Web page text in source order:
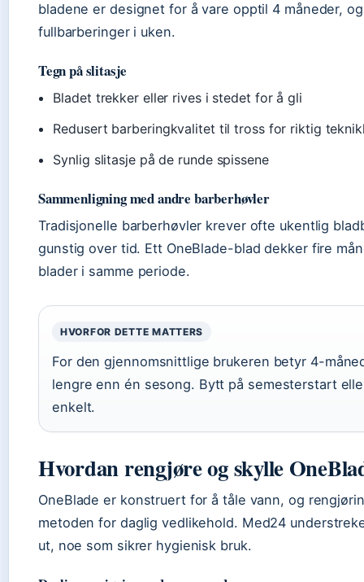
bladene er designet for å vare opptil 4 måneder,
fullbarberinger i uken.
Tegn på slitasje
Bladet trekker eller rives i stedet for å gli
Redusert barberingkvalitet til tross for riktig
Synlig slitasje på de runde spissene
Sammenligning med andre barberhøvler
Tradisjonelle barberhøvler krever ofte ukentlig
gunstig over tid. Ett OneBlade-blad dekker fire
blader i samme periode.
HVORFOR DETTE MATTERS
For den gjennomsnittlige brukeren betyr 4-
lengre enn én sesong. Bytt på semesterstart
enkelt.
Hvordan rengjøre og skylle
OneBlade er konstruert for å tåle vann, og
metoden for daglig vedlikehold. Med24
ut, noe som sikrer hygienisk bruk.